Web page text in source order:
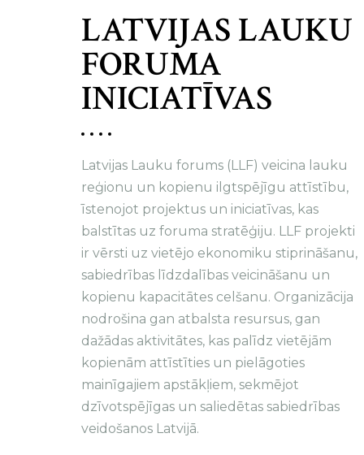
LATVIJAS LAUKU
FORUMA
INICIATĪVAS
Latvijas Lauku forums (LLF) veicina lauku
reģionu un kopienu ilgtspējīgu attīstību,
īstenojot projektus un iniciatīvas, kas
balstītas uz foruma stratēģiju. LLF projekti
ir vērsti uz vietējo ekonomiku stiprināšanu,
sabiedrības līdzdalības veicināšanu un
kopienu kapacitātes celšanu. Organizācija
nodrošina gan atbalsta resursus, gan
dažādas aktivitātes, kas palīdz vietējām
kopienām attīstīties un pielāgoties
mainīgajiem apstākļiem, sekmējot
dzīvotspējīgas un saliedētas sabiedrības
veidošanos Latvijā.